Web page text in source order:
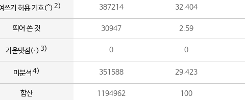
쓰기 허용 기호(^) 2) 387214 32.404
띄어 쓴 것 30947 2.59
가운뎃점(·) 3) 0 0
미분석 4) 351588 29.423
합산 1194962 100